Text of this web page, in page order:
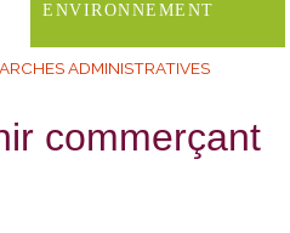
ENVIRONNEMENT
ADMINISTRATIVES
commerçant